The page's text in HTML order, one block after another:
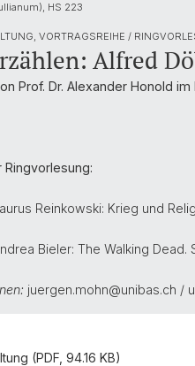
HS 223
VORTRAGSREIHE /
Alfred
Prof. Dr. Alexander Honold
Reinkowski: Krieg und
Bieler: The Walking
juergen.mohn@unibas.ch /
(PDF, 94.16 KB)